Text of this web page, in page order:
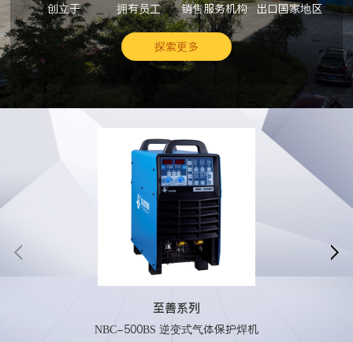
创立于 拥有员工 销售服务机构 出口国家地区
探索更多
至善系列
NBC-500BS 逆变式气体保护焊机
 